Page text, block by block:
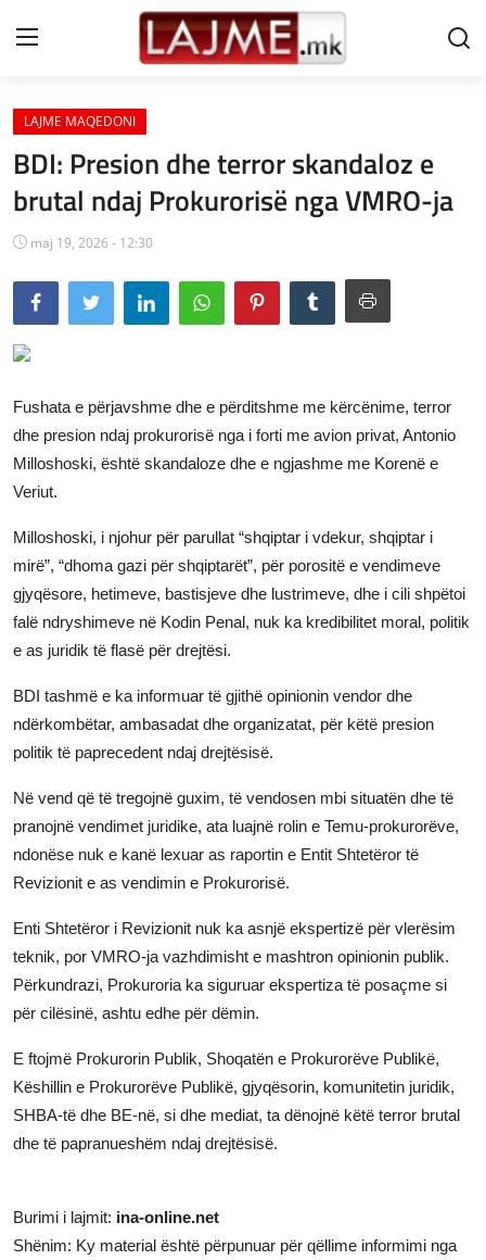
Shtëpi
LAJME MAQEDONI
SHQIPERI
KOSOVA
LAJME NGA BOTA
SPORT
SHENDETI
Gallery
Shqip
LAJME MAQEDONI
BDI: Presion dhe terror skandaloz e
brutal ndaj Prokurorisë nga VMRO-ja
maj 19, 2026 - 12:30
Fushata e përjavshme dhe e përditshme me kërcënime, terror
dhe presion ndaj prokurorisë nga i forti me avion privat, Antonio
Milloshoski, është skandaloze dhe e ngjashme me Korenë e
Veriut.
Milloshoski, i njohur për parullat “shqiptar i vdekur, shqiptar i
mirë”, “dhoma gazi për shqiptarët”, për porositë e vendimeve
gjyqësore, hetimeve, bastisjeve dhe lustrimeve, dhe i cili shpëtoi
falë ndryshimeve në Kodin Penal, nuk ka kredibilitet moral, politik
e as juridik të flasë për drejtësi.
BDI tashmë e ka informuar të gjithë opinionin vendor dhe
ndërkombëtar, ambasadat dhe organizatat, për këtë presion
politik të paprecedent ndaj drejtësisë.
Në vend që të tregojnë guxim, të vendosen mbi situatën dhe të
pranojnë vendimet juridike, ata luajnë rolin e Temu-prokurorëve,
ndonëse nuk e kanë lexuar as raportin e Entit Shtetëror të
Revizionit e as vendimin e Prokurorisë.
Enti Shtetëror i Revizionit nuk ka asnjë ekspertizë për vlerësim
teknik, por VMRO-ja vazhdimisht e mashtron opinionin publik.
Përkundrazi, Prokuroria ka siguruar ekspertiza të posaçme si
për cilësinë, ashtu edhe për dëmin.
E ftojmë Prokurorin Publik, Shoqatën e Prokurorëve Publikë,
Këshillin e Prokurorëve Publikë, gjyqësorin, komunitetin juridik,
SHBA-të dhe BE-në, si dhe mediat, ta dënojnë këtë terror brutal
dhe të papranueshëm ndaj drejtësisë.
Burimi i lajmit: ina-online.net
Shënim: Ky material është përpunuar për qëllime informimi nga